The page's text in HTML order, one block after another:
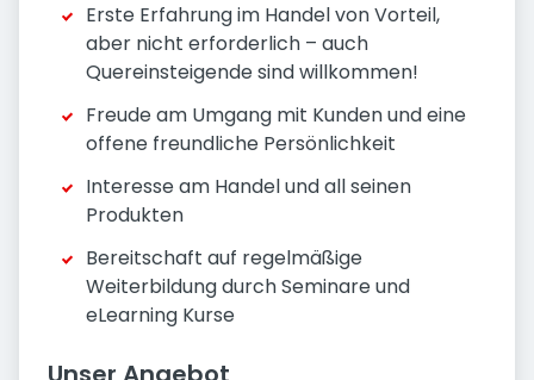
Erste Erfahrung im Handel von Vorteil,
aber nicht erforderlich – auch
Quereinsteigende sind willkommen!
Freude am Umgang mit Kunden und eine
offene freundliche Persönlichkeit
Interesse am Handel und all seinen
Produkten
Bereitschaft auf regelmäßige
Weiterbildung durch Seminare und
eLearning Kurse